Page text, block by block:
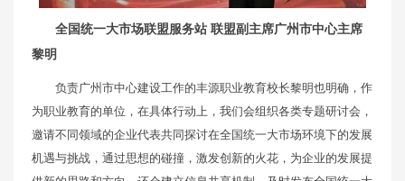
全国统一大市场联盟服务站 联盟副主席广州市中心主席
黎明
负责广州市中心建设工作的丰源职业教育校长黎明也明确，作
为职业教育的单位，在具体行动上，我们会组织各类专题研讨会，
邀请不同领域的企业代表共同探讨在全国统一大市场环境下的发展
机遇与挑战，通过思想的碰撞，激发创新的火花，为企业的发展提